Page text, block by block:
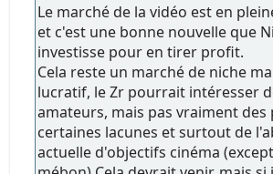
Le marché de la vidéo est en
et c'est une bonne nouvelle que
investisse pour en tirer profit.
Cela reste un marché de niche
lucratif, le Zr pourrait intéresser
amateurs, mais pas vraiment des
certaines lacunes et surtout de
actuelle d'objectifs cinéma